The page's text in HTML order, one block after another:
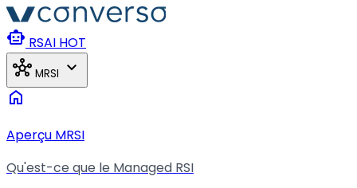
Aller au contenu principal
smart_toy RSAI HOT
hub MRSI expand_more
home
Aperçu MRSI
Qu'est-ce que le Managed RSI